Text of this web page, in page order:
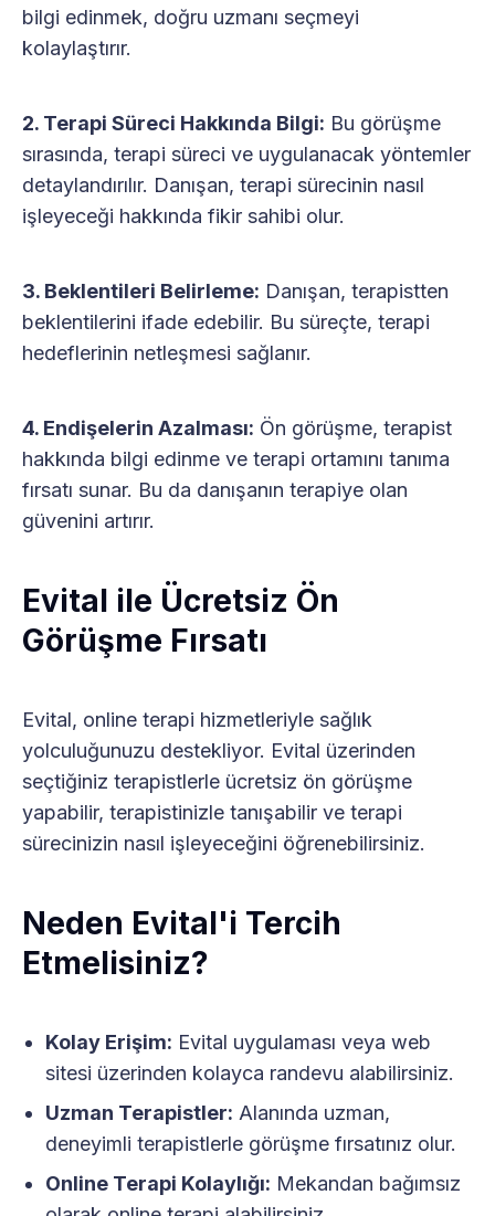
bilgi edinmek, doğru uzmanı seçmeyi
kolaylaştırır.
2. Terapi Süreci Hakkında Bilgi: Bu görüşme
sırasında, terapi süreci ve uygulanacak yöntemler
detaylandırılır. Danışan, terapi sürecinin nasıl
işleyeceği hakkında fikir sahibi olur.
3. Beklentileri Belirleme: Danışan, terapistten
beklentilerini ifade edebilir. Bu süreçte, terapi
hedeflerinin netleşmesi sağlanır.
4. Endişelerin Azalması: Ön görüşme, terapist
hakkında bilgi edinme ve terapi ortamını tanıma
fırsatı sunar. Bu da danışanın terapiye olan
güvenini artırır.
Evital ile Ücretsiz Ön
Görüşme Fırsatı
Evital, online terapi hizmetleriyle sağlık
yolculuğunuzu destekliyor. Evital üzerinden
seçtiğiniz terapistlerle ücretsiz ön görüşme
yapabilir, terapistinizle tanışabilir ve terapi
sürecinizin nasıl işleyeceğini öğrenebilirsiniz.
Neden Evital'i Tercih
Etmelisiniz?
Kolay Erişim: Evital uygulaması veya web
sitesi üzerinden kolayca randevu alabilirsiniz.
Uzman Terapistler: Alanında uzman,
deneyimli terapistlerle görüşme fırsatınız olur.
Online Terapi Kolaylığı: Mekandan bağımsız